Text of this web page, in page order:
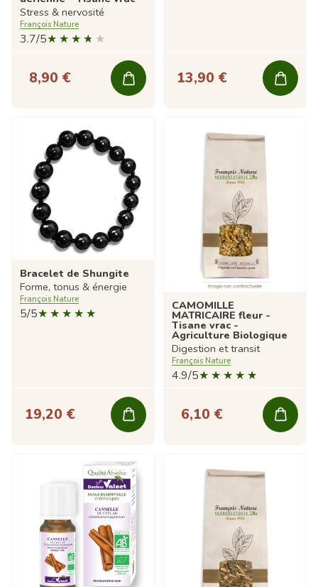
Stress & nervosité
François Nature
3.7/5
8,90 € 13,90 €
Bracelet de Shungite
Forme, tonus & énergie
François Nature
5/5
19,20 €
CAMOMILLE
MATRICAIRE fleur -
Tisane vrac -
Agriculture Biologique
Digestion et transit
François Nature
4.9/5
6,10 €